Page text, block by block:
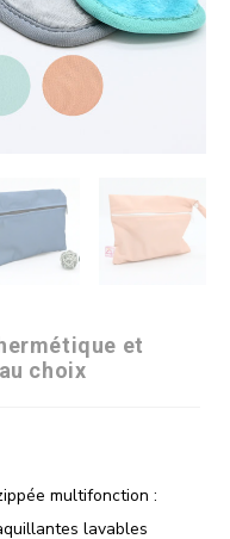
et
choix
multifonction :
lavables